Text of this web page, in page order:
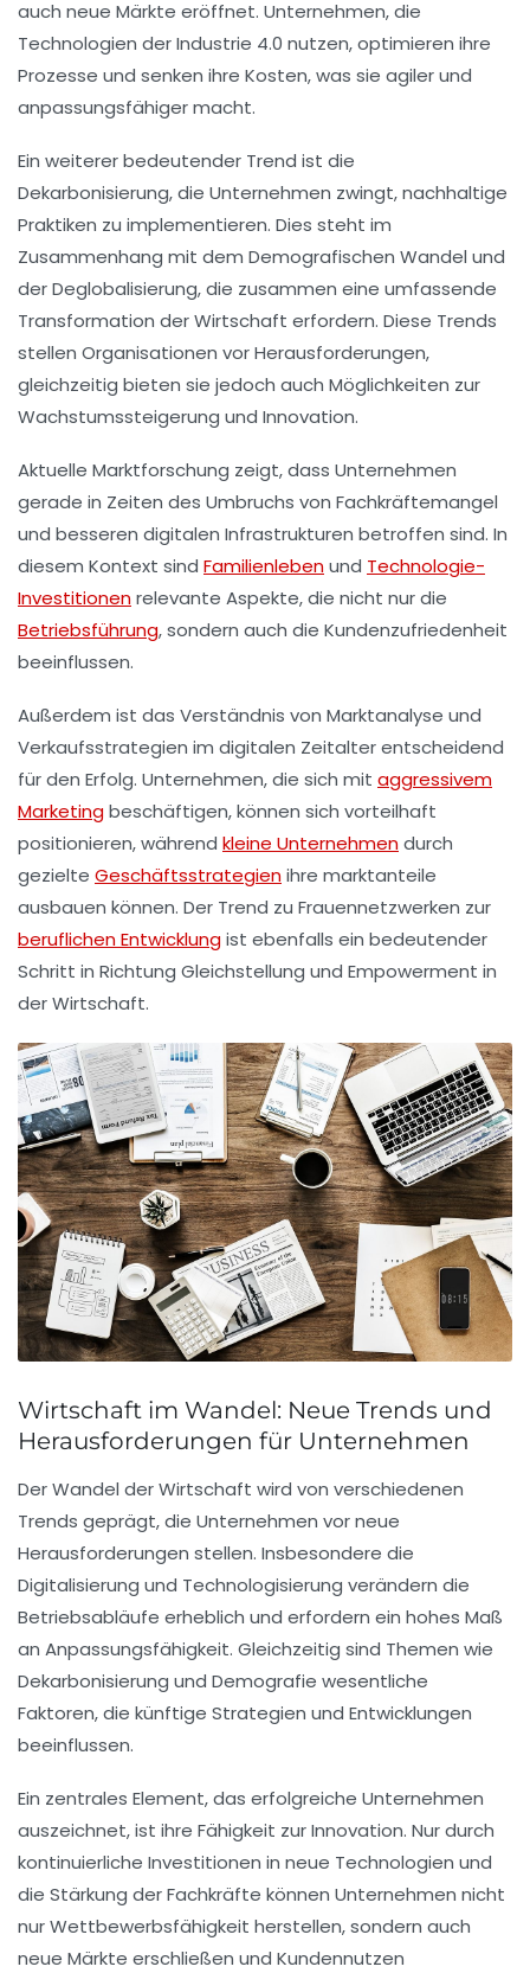
auch neue Märkte eröffnet. Unternehmen, die
Technologien derIndustrie 4.0 nutzen, optimieren ihre
Prozesse und senken ihre Kosten, was sie agiler und
anpassungsfähiger macht.
Ein weiterer bedeutender Trend ist die
Dekarbonisierung, die Unternehmen zwingt, nachhaltige
Praktiken zu implementieren. Dies steht im
Zusammenhang mit dem Demografischen Wandel und
derDeglobalisierung, die zusammen eine umfassende
Transformation derWirtschaft erfordern. Diese Trends
stellen Organisationen vor Herausforderungen,
gleichzeitig bieten sie jedoch auch Möglichkeiten zur
Wachstumssteigerung und Innovation.
Aktuelle Marktforschung zeigt, dass Unternehmen
gerade in Zeiten des Umbruchs von Fachkräftemangel
und besseren digitalen Infrastrukturen betroffen sind. In
diesem Kontext sind Familienlebenund Technologie-
Investitionenrelevante Aspekte, die nicht nur die
Betriebsführung, sondern auch die Kundenzufriedenheit
beeinflussen.
Außerdem ist das Verständnis von Marktanalyse und
Verkaufsstrategien im digitalen Zeitalter entscheidend
für den Erfolg. Unternehmen, die sich mit aggressivem
Marketingbeschäftigen, können sich vorteilhaft
positionieren, während kleine Unternehmendurch
gezielte Geschäftsstrategienihre marktanteile
ausbauen können. Der Trend zu Frauennetzwerken zur
beruflichen Entwicklungist ebenfalls ein bedeutender
Schritt in Richtung Gleichstellung und Empowerment in
der Wirtschaft.
Wirtschaft im Wandel: Neue Trends und
Herausforderungen für Unternehmen
DerWandel der Wirtschaft wird von verschiedenen
Trends geprägt, die Unternehmen vor neue
Herausforderungen stellen. Insbesondere die
Digitalisierung und Technologisierung verändern die
Betriebsabläufe erheblich und erfordern ein hohes Maß
an Anpassungsfähigkeit. Gleichzeitig sind Themen wie
Dekarbonisierung und Demografie wesentliche
Faktoren, die künftige Strategien und Entwicklungen
beeinflussen.
Ein zentrales Element, das erfolgreiche Unternehmen
auszeichnet, ist ihre Fähigkeit zurInnovation. Nur durch
kontinuierliche Investitionen in neue Technologien und
die Stärkung derFachkräfte können Unternehmen nicht
nurWettbewerbsfähigkeit herstellen, sondern auch
neue Märkte erschließen und Kundennutzen